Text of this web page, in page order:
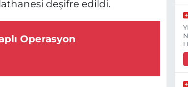
deşifre edildi.
Operasyon